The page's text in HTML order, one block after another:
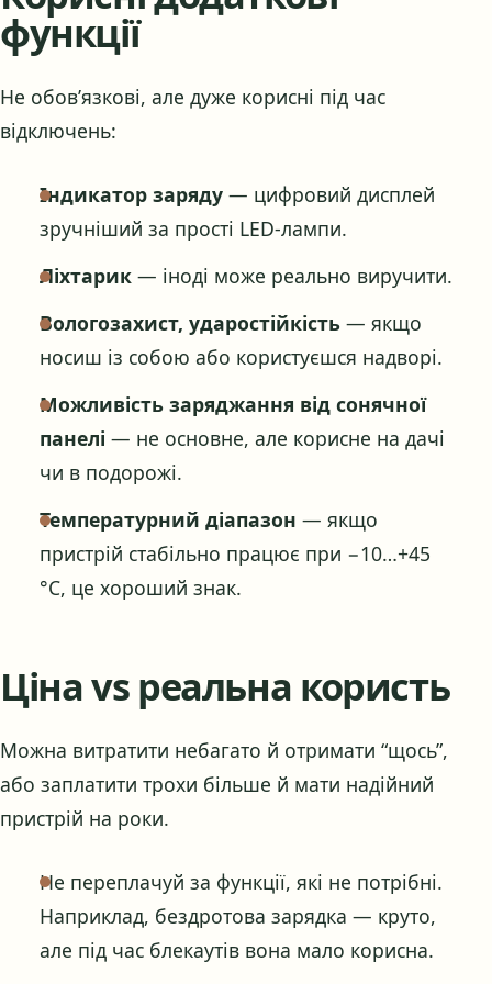
функції
Не обов’язкові, але дуже корисні під час
відключень:
Індикатор заряду — цифровий дисплей
зручніший за прості LED-лампи.
Ліхтарик — іноді може реально виручити.
Вологозахист, ударостійкість — якщо
носиш із собою або користуєшся надворі.
Можливість заряджання від сонячної
панелі — не основне, але корисне на дачі
чи в подорожі.
Температурний діапазон — якщо
пристрій стабільно працює при −10…+45
°C, це хороший знак.
Ціна vs реальна користь
Можна витратити небагато й отримати “щось”,
або заплатити трохи більше й мати надійний
пристрій на роки.
Не переплачуй за функції, які не потрібні.
Наприклад, бездротова зарядка — круто,
але під час блекаутів вона мало корисна.